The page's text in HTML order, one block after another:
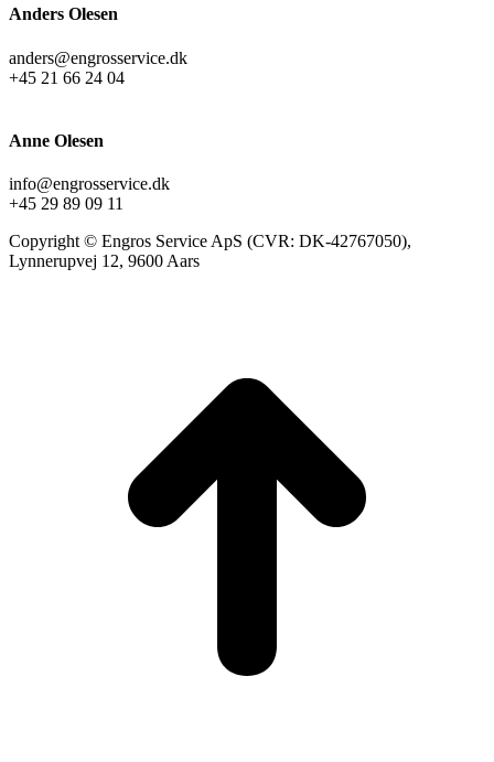
Anders Olesen
anders@engrosservice.dk
+45 21 66 24 04
Anne Olesen
info@engrosservice.dk
+45 29 89 09 11
Copyright © Engros Service ApS (CVR: DK-42767050),
Lynnerupvej 12, 9600 Aars